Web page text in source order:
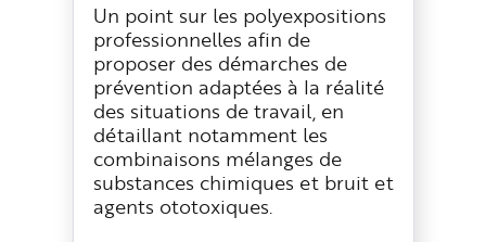
Un point sur les polyexpositions
professionnelles afin de
proposer des démarches de
prévention adaptées à la réalité
des situations de travail, en
détaillant notamment les
combinaisons mélanges de
substances chimiques et bruit et
agents ototoxiques.